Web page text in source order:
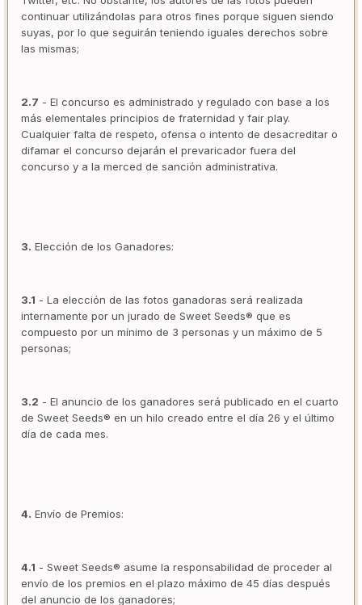
continuar utilizándolas para otros fines porque siguen siendo
suyas, por lo que seguirán teniendo iguales derechos sobre
las mismas;
2.7 - El concurso es administrado y regulado con base a los
más elementales principios de fraternidad y fair play.
Cualquier falta de respeto, ofensa o intento de desacreditar o
difamar el concurso dejarán el prevaricador fuera del
concurso y a la merced de sanción administrativa.
3. Elección de los Ganadores:
3.1 - La elección de las fotos ganadoras será realizada
internamente por un jurado de Sweet Seeds® que es
compuesto por un mínimo de 3 personas y un máximo de 5
personas;
3.2 - El anuncio de los ganadores será publicado en el cuarto
de Sweet Seeds® en un hilo creado entre el día 26 y el último
día de cada mes.
4. Envío de Premios:
4.1 - Sweet Seeds® asume la responsabilidad de proceder al
envío de los premios en el plazo máximo de 45 días después
del anuncio de los ganadores;